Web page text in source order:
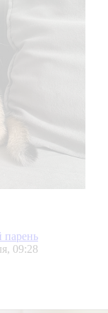
парень
09:28